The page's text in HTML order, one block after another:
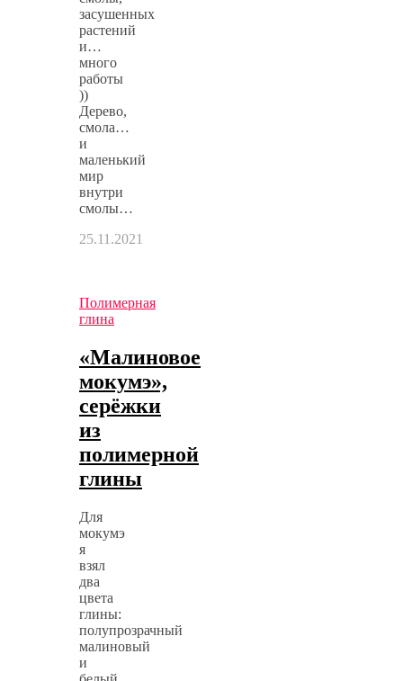
засушенных
растений
и…
много
работы
))
Дерево,
смола…
и
маленький
мир
внутри
смолы…
25.11.2021
Полимерная
глина
«Малиновое
мокумэ»,
серёжки
из
полимерной
глины
Для
мокумэ
я
взял
два
цвета
глины:
полупрозрачный
малиновый
и